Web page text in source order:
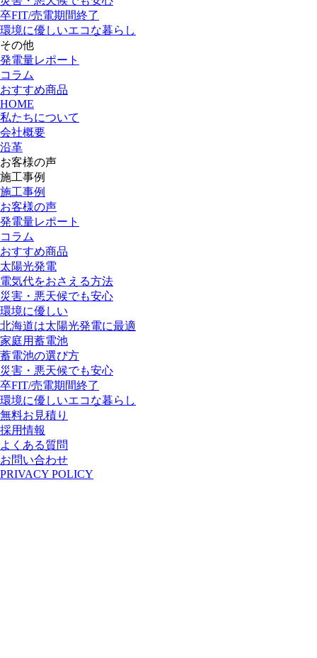
卒FIT/売電期間終了
環境に優しいエコな暮らし
その他
発電量レポート
コラム
おすすめ商品
HOME
私たちについて
会社概要
沿革
お客様の声
施工事例
施工事例
お客様の声
発電量レポート
コラム
おすすめ商品
太陽光発電
電気代をおさえる方法
災害・悪天候でも安心
環境に優しい
北海道は太陽光発電に最適
家庭用蓄電池
蓄電池の選び方
災害・悪天候でも安心
卒FIT/売電期間終了
環境に優しいエコな暮らし
無料お見積り
採用情報
よくある質問
お問い合わせ
PRIVACY POLICY